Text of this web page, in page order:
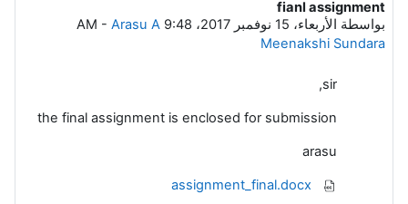
fianl assignment
بواسطة الأربعاء، 15 نوفمبر 2017، 9:48 AM - Arasu A
Meenakshi Sundara
عدد الردود: 0
sir,
the final assignment is enclosed for submission
arasu